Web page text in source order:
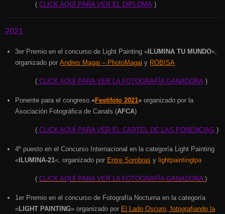
( CLICK AQUÍ PARA VER EL DIPLOMA )
2021
3er Premio en el concurso de Light Painting «ILUMINA TU MUNDO«,
organizado porAndres Magai – PhotoMagai y ROBISA
( CLICK AQUÍ PARA VER LA FOTOGRAFÍA GANADORA )
Ponente para el congreso «Festifoto 2021»organizado por la
Asociación Fotográfica de Canals (AFCA)
( CLICK AQUÍ PARA VER EL CARTEL DE LAS PONENCIAS )
4º puesto en el Concurso Internacional en la categoría Light Painting
«ILUMINA-21«, organizado por Entre Sombras ylightpaintinglpa
( CLICK AQUÍ PARA VER LA FOTOGRAFÍA GANADORA )
1er Premio en el concurso de Fotografía Nocturna en la categoría
«LIGHT PAINTING» organizado por El Lado Oscuro, fotografiando la